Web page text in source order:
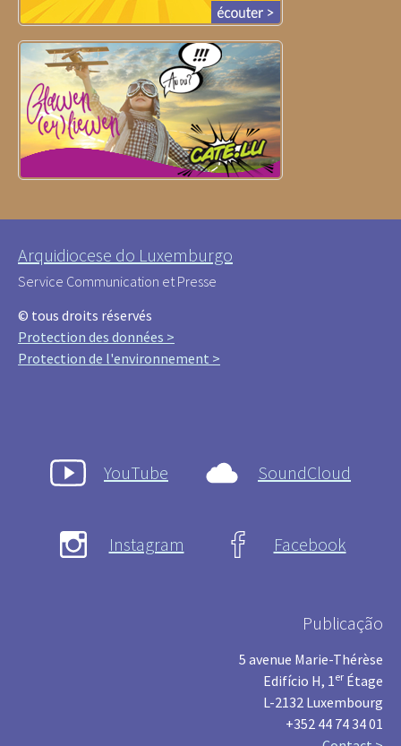
Arquidiocese do Luxemburgo
Service Communication et Presse
© tous droits réservés
Protection des données >
Protection de l'environnement >
YouTube SoundCloud
Instagram Facebook
Publicação
5 avenue Marie-Thérèse
Edifício H, 1er Étage
L-2132 Luxembourg
+352 44 74 34 01